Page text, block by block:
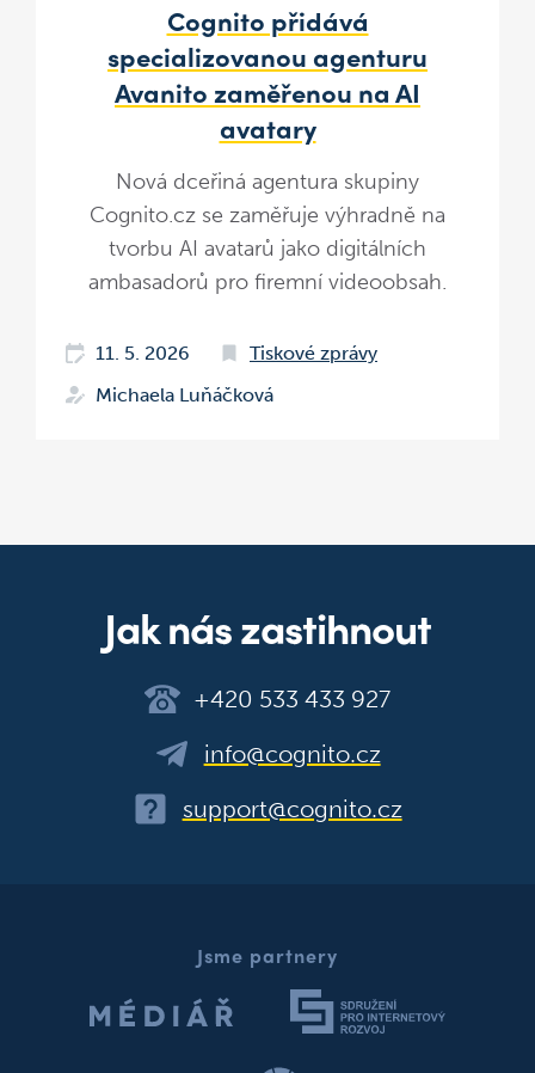
Cognito přidává
specializovanou agenturu
Avanito zaměřenou na AI
avatary
Nová dceřiná agentura skupiny
Cognito.cz se zaměřuje výhradně na
tvorbu AI avatarů jako digitálních
ambasadorů pro firemní videoobsah.
11. 5. 2026
Tiskové zprávy
Michaela Luňáčková
Jak nás zastihnout
+420 533 433 927
info@cognito.cz
support@cognito.cz
Jsme partnery